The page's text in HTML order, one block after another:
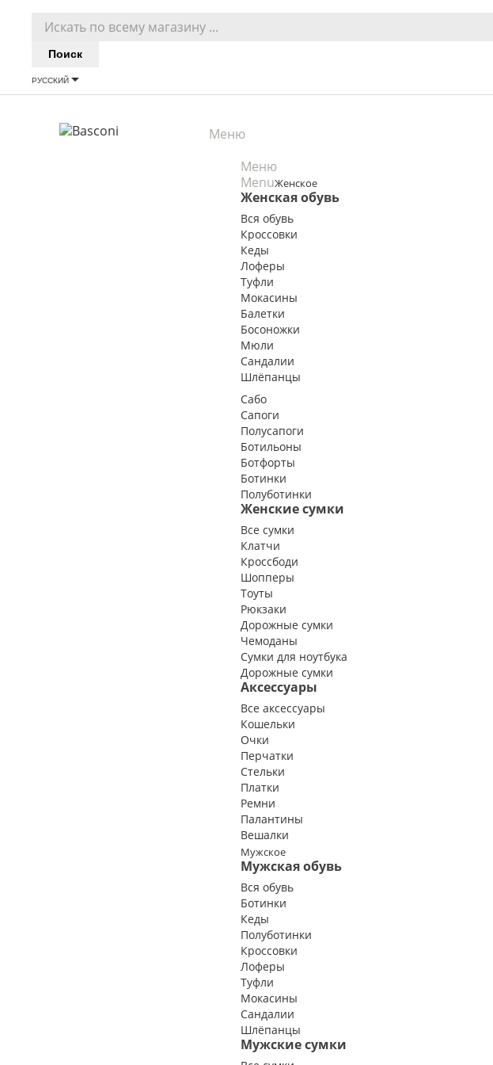
Поиск
РУССКИЙ
Меню
Меню
MenuЖенское
Женская обувь
Вся обувь
Кроссовки
Кеды
Лоферы
Туфли
Мокасины
Балетки
Босоножки
Мюли
Сандалии
Шлёпанцы
Сабо
Сапоги
Полусапоги
Ботильоны
Ботфорты
Ботинки
Полуботинки
Женские сумки
Все сумки
Клатчи
Кроссбоди
Шопперы
Тоуты
Рюкзаки
Дорожные сумки
Чемоданы
Сумки для ноутбука
Дорожные сумки
Аксессуары
Все аксессуары
Кошельки
Очки
Перчатки
Стельки
Платки
Ремни
Палантины
Вешалки
Мужское
Мужская обувь
Вся обувь
Ботинки
Кеды
Полуботинки
Кроссовки
Лоферы
Туфли
Мокасины
Сандалии
Шлёпанцы
Мужские сумки